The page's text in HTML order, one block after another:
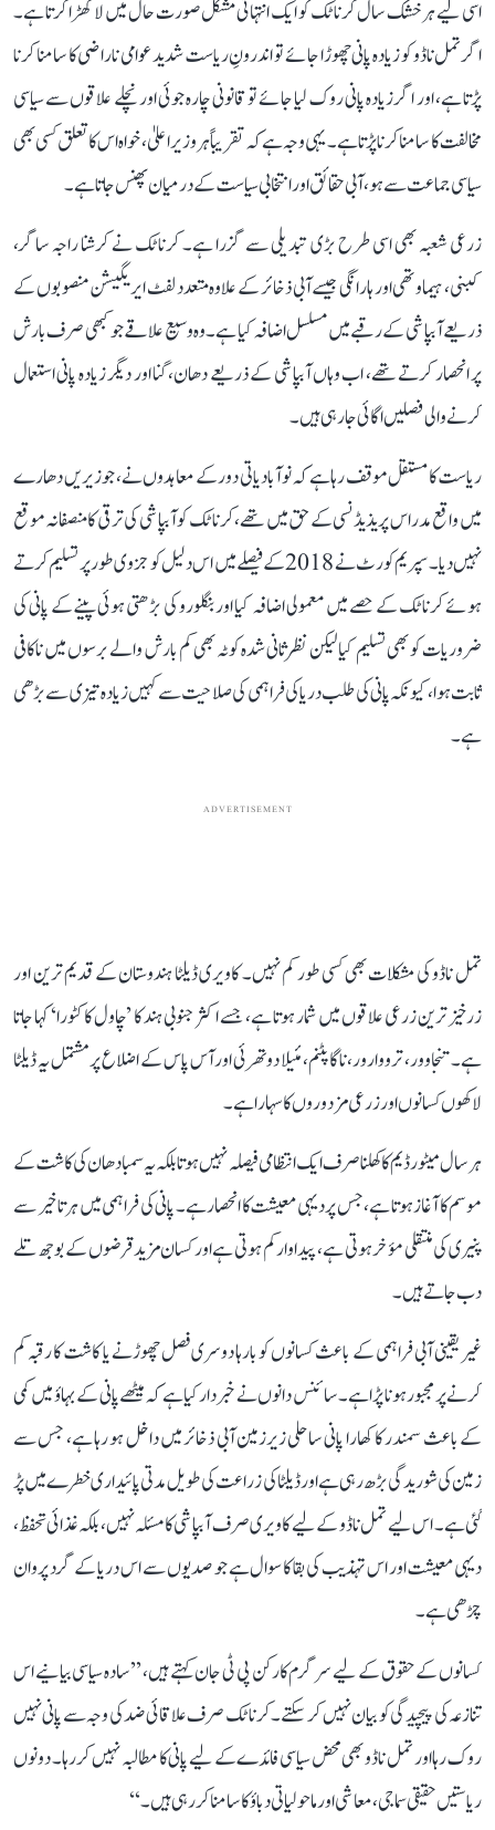
اسی لیے ہر خشک سال کرناٹک کو ایک انتہائی مشکل صورت حال میں لا کھڑا کرتا ہے۔
اگر تمل ناڈو کو زیادہ پانی چھوڑا جائے تو اندرونِ ریاست شدید عوامی ناراضی کا سامنا کرنا
پڑتا ہے، اور اگر زیادہ پانی روک لیا جائے تو قانونی چارہ جوئی اور نچلے علاقوں سے سیاسی
مخالفت کا سامنا کرنا پڑتا ہے۔ یہی وجہ ہے کہ تقریباً ہر وزیر اعلیٰ، خواہ اس کا تعلق کسی بھی
سیاسی جماعت سے ہو، آبی حقائق اور انتخابی سیاست کے درمیان پھنس جاتا ہے۔
زرعی شعبہ بھی اسی طرح بڑی تبدیلی سے گزرا ہے۔ کرناٹک نے کرشنا راجہ ساگر،
کبنی، ہیماوتھی اور ہارانگی جیسے آبی ذخائر کے علاوہ متعدد لفٹ ایریگیشن منصوبوں کے
ذریعے آبپاشی کے رقبے میں مسلسل اضافہ کیا ہے۔ وہ وسیع علاقے جو کبھی صرف بارش
پر انحصار کرتے تھے، اب وہاں آبپاشی کے ذریعے دھان، گنا اور دیگر زیادہ پانی استعمال
کرنے والی فصلیں اگائی جا رہی ہیں۔
ریاست کا مستقل موقف رہا ہے کہ نوآبادیاتی دور کے معاہدوں نے، جو زیریں دھارے
میں واقع مدراس پریذیڈنسی کے حق میں تھے، کرناٹک کو آبپاشی کی ترقی کا منصفانہ موقع
نہیں دیا۔ سپریم کورٹ نے 2018 کے فیصلے میں اس دلیل کو جزوی طور پر تسلیم کرتے
ہوئے کرناٹک کے حصے میں معمولی اضافہ کیا اور بنگلورو کی بڑھتی ہوئی پینے کے پانی کی
ضروریات کو بھی تسلیم کیا لیکن نظرثانی شدہ کوٹہ بھی کم بارش والے برسوں میں ناکافی
ثابت ہوا، کیونکہ پانی کی طلب دریا کی فراہمی کی صلاحیت سے کہیں زیادہ تیزی سے بڑھی
ہے۔
ADVERTISEMENT
تمل ناڈو کی مشکلات بھی کسی طور کم نہیں۔ کاویری ڈیلٹا ہندوستان کے قدیم ترین اور
زرخیز ترین زرعی علاقوں میں شمار ہوتا ہے، جسے اکثر جنوبی ہند کا ’چاول کا کٹورا‘ کہا جاتا
ہے۔ تنجاوور، ترووارور، ناگاپٹنم، مئیلا دوتھرئی اور آس پاس کے اضلاع پر مشتمل یہ ڈیلٹا
لاکھوں کسانوں اور زرعی مزدوروں کا سہارا ہے۔
ہر سال میٹور ڈیم کا کھلنا صرف ایک انتظامی فیصلہ نہیں ہوتا بلکہ یہ سمبا دھان کی کاشت کے
موسم کا آغاز ہوتا ہے، جس پر دیہی معیشت کا انحصار ہے۔ پانی کی فراہمی میں ہر تاخیر سے
پنیری کی منتقلی مؤخر ہوتی ہے، پیداوار کم ہوتی ہے اور کسان مزید قرضوں کے بوجھ تلے
دب جاتے ہیں۔
غیر یقینی آبی فراہمی کے باعث کسانوں کو بارہا دوسری فصل چھوڑنے یا کاشت کا رقبہ کم
کرنے پر مجبور ہونا پڑا ہے۔ سائنس دانوں نے خبردار کیا ہے کہ میٹھے پانی کے بہاؤ میں کمی
کے باعث سمندر کا کھارا پانی ساحلی زیرزمین آبی ذخائر میں داخل ہو رہا ہے، جس سے
زمین کی شوریدگی بڑھ رہی ہے اور ڈیلٹا کی زراعت کی طویل مدتی پائیداری خطرے میں پڑ
گئی ہے۔ اس لیے تمل ناڈو کے لیے کاویری صرف آبپاشی کا مسئلہ نہیں، بلکہ غذائی تحفظ،
دیہی معیشت اور اس تہذیب کی بقا کا سوال ہے جو صدیوں سے اس دریا کے گرد پروان
چڑھی ہے۔
کسانوں کے حقوق کے لیے سرگرم کارکن پی ٹی جان کہتے ہیں، ’’سادہ سیاسی بیانیے اس
تنازعہ کی پیچیدگی کو بیان نہیں کر سکتے۔ کرناٹک صرف علاقائی ضد کی وجہ سے پانی نہیں
روک رہا اور تمل ناڈو بھی محض سیاسی فائدے کے لیے پانی کا مطالبہ نہیں کر رہا۔ دونوں
ریاستیں حقیقی سماجی، معاشی اور ماحولیاتی دباؤ کا سامنا کر رہی ہیں۔‘‘